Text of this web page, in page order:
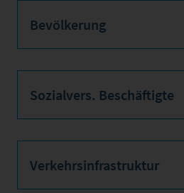
Bevölkerung
Sozialvers. Beschäftigte
Verkehrsinfrastruktur